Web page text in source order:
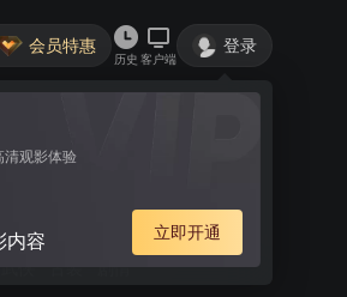
会员特惠
历史 客户端
登录
清观影体验
内容 立即开通
武侠 古装 剧情